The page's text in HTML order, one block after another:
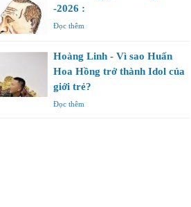
-2026 :
Đọc thêm
Hoàng Linh - Vì sao Huấn
Hoa Hồng trở thành Idol của
giới trẻ?
Đọc thêm